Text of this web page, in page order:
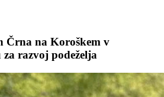
Črna na Koroškem v
razvoj podeželja